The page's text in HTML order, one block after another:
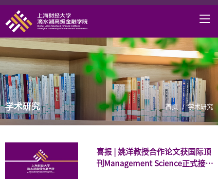
首页
学院概况
课程项目
师资力量
学术研究
研究中心
DAFI招聘
首页 / 学术研究
学术研究
喜报 | 姚洋教授合作论文获国际顶
刊Management Science正式接